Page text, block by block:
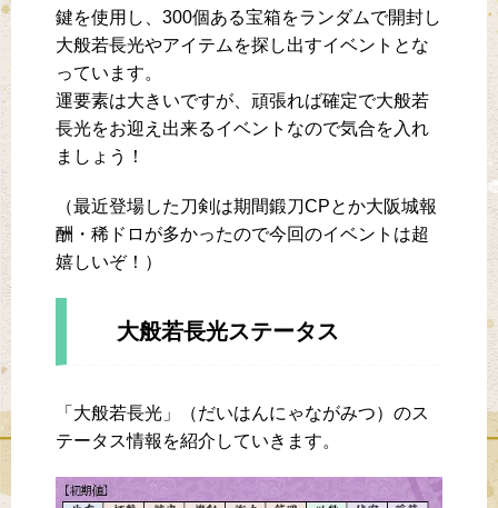
鍵を使用し、300個ある宝箱をランダムで開封し
大般若長光やアイテムを探し出すイベントとな
っています。
運要素は大きいですが、頑張れば確定で大般若
長光をお迎え出来るイベントなので気合を入れ
ましょう！
（最近登場した刀剣は期間鍛刀CPとか大阪城報
酬・稀ドロが多かったので今回のイベントは超
嬉しいぞ！）
大般若長光ステータス
「大般若長光」（だいはんにゃながみつ）のス
テータス情報を紹介していきます。